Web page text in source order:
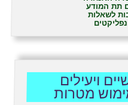
תת המודע
לשאלות
ויעילים
מטרות